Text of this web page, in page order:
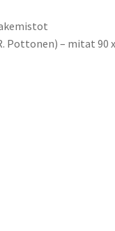
Pottonen) – mitat 90